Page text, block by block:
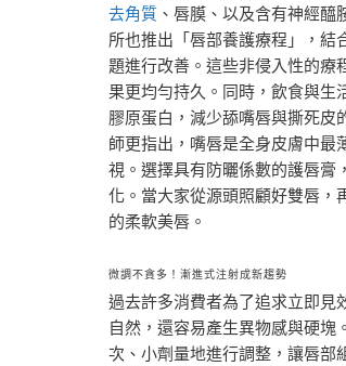
去角質、唇膜、以及含有神經醯
所也推出「唇部養護療程」，結
題進行改善。這些非侵入性的療
果更均勻持久。同時，飲食與
膠原蛋白，減少舔嘴唇與撕死
師更指出，嘴唇是全身皮膚中最
視。選擇具有防曬係數的護唇膏
化。當大家從源頭照顧好雙唇，
的柔軟美唇。
微調不貪多！漸進式注射成新趨勢
過去許多消費者為了追求立即見
自然，還容易產生異物感與硬
次、小劑量地進行調整，讓唇部